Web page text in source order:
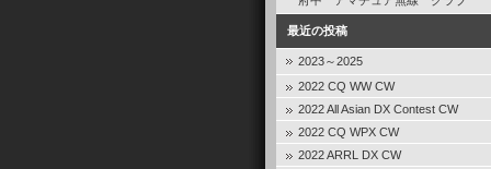
最近の投稿
2023～2025
2022 CQ WW CW
2022 All Asian DX Contest CW
2022 CQ WPX CW
2022 ARRL DX CW